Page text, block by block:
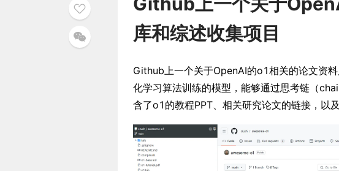
库和综述收集项目
Github上一个关于OpenAI的o1相关的论文资
化学习算法训练的模型，能够通过思考链（
含了o1的教程PPT、相关研究论文的链接，以